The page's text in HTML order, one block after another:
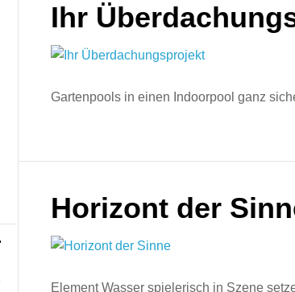
Ihr
Gartenpools in einen Indoorpool ganz
Horizont der
Element Wasser spielerisch in Szene